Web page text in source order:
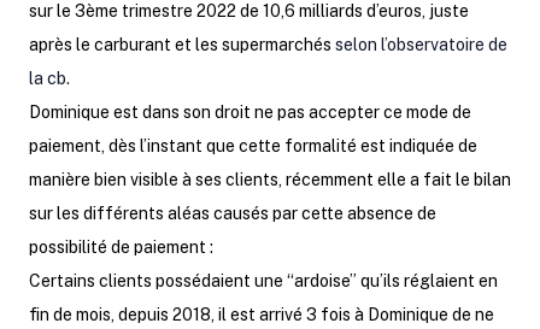
sur le 3ème trimestre 2022 de 10,6 milliards d’euros, juste
après le carburant et les supermarchés selon l’observatoire de
la cb.
Dominique est dans son droit ne pas accepter ce mode de
paiement, dès l’instant que cette formalité est indiquée de
manière bien visible à ses clients, récemment elle a fait le bilan
sur les différents aléas causés par cette absence de
possibilité de paiement :
Certains clients possédaient une “ardoise” qu’ils réglaient en
fin de mois, depuis 2018, il est arrivé 3 fois à Dominique de ne